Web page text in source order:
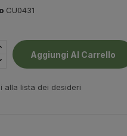
CU0431
Aggiungi Al Carrello
alla lista dei desideri